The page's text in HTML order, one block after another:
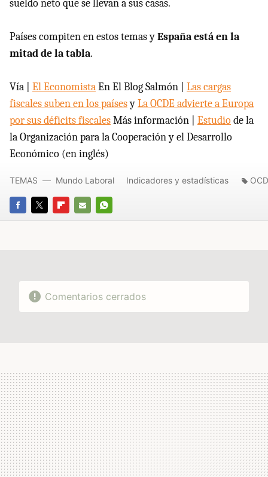
sueldo neto que se llevan a sus casas.
Países compiten en estos temas yEspaña está en la
mitad de la tabla.
Vía | El EconomistaEn El Blog Salmón | Las cargas
fiscales suben en los paísesyLa OCDE advierte a Europa
por sus déficits fiscalesMás información | Estudiode la
la Organización para la Cooperación y el Desarrollo
Económico (en inglés)
FACEBOOK
TWITTERFLIPBOARD
E-
WHATSAPP
TEMAS Mundo Laboral Indicadores y estadísticas
Comentarios cerrados